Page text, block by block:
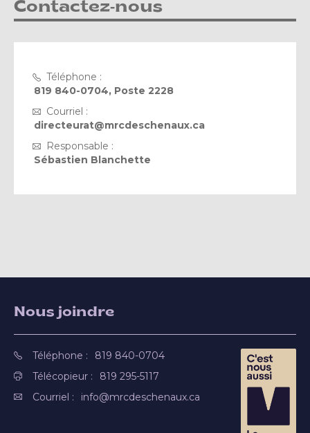
Contactez-nous
Téléphone :
819 840-0704, Poste 2228
Courriel :
directeurat@mrcdeschenaux.ca
Responsable :
Sébastien Blanchette
Nous joindre
Téléphone :
819 840-0704
Télécopieur :
819 295-5117
Courriel :
info@mrcdeschenaux.ca